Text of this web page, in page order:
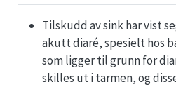
Tilskudd av sink har vist
akutt diaré, spesielt hos
som ligger til grunn for
skilles ut i tarmen, og